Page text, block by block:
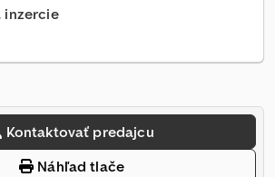
inzercie
Kontaktovať predajcu
Náhľad tlače